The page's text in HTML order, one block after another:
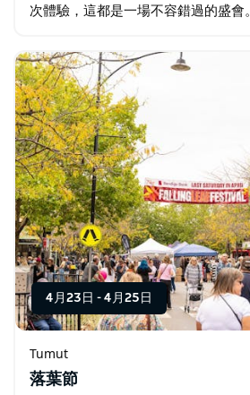
次體驗，這都是一場不容錯過的盛會。
4月23日 - 4月25日
Tumut
落葉節